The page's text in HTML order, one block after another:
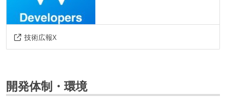
技術広報X
開発体制・環境